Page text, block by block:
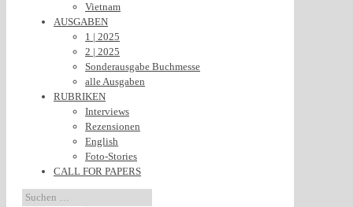
Vietnam
AUSGABEN
1 | 2025
2 | 2025
Sonderausgabe Buchmesse
alle Ausgaben
RUBRIKEN
Interviews
Rezensionen
English
Foto-Stories
CALL FOR PAPERS